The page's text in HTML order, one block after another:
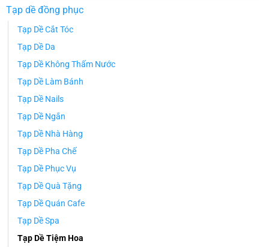
Tạp dề đồng phục
Tạp Dề Cắt Tóc
Tạp Dề Da
Tạp Dề Không Thấm Nước
Tạp Dề Làm Bánh
Tạp Dề Nails
Tạp Dề Ngắn
Tạp Dề Nhà Hàng
Tạp Dề Pha Chế
Tạp Dề Phục Vụ
Tạp Dề Quà Tặng
Tạp Dề Quán Cafe
Tạp Dề Spa
Tạp Dề Tiệm Hoa